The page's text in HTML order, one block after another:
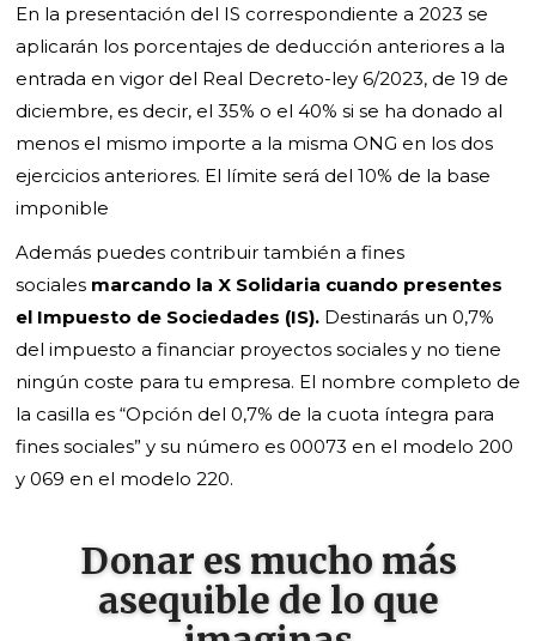
En la presentación del IS correspondiente a 2023 se
aplicarán los porcentajes de deducción anteriores a la
entrada en vigor del Real Decreto-ley 6/2023, de 19 de
diciembre, es decir, el 35% o el 40% si se ha donado al
menos el mismo importe a la misma ONG en los dos
ejercicios anteriores. El límite será del 10% de la base
imponible
Además puedes contribuir también a fines
sociales marcando la X Solidaria cuando presentes
el Impuesto de Sociedades (IS).Destinarás un 0,7%
del impuesto a financiar proyectos sociales y no tiene
ningún coste para tu empresa. El nombre completo de
la casilla es “Opción del 0,7% de la cuota íntegra para
fines sociales” y su número es 00073 en el modelo 200
y 069 en el modelo 220.
Donar es mucho más
asequible de lo que